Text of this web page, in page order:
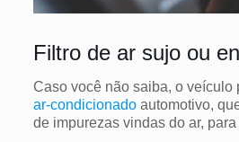
Filtro de ar sujo ou
Caso você não saiba, o veículo
ar-condicionadoautomotivo,
de impurezas vindas do ar,